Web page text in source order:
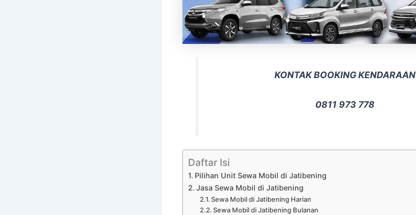
KONTAK BOOKING KENDARAAN
0811 973 778
Daftar Isi
Pilihan Unit Sewa Mobil di Jatibening
Jasa Sewa Mobil di Jatibening
Sewa Mobil di Jatibening Harian
Sewa Mobil di Jatibening Bulanan